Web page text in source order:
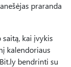
praranda
kai įvykis
kalendoriaus
bendrinti su